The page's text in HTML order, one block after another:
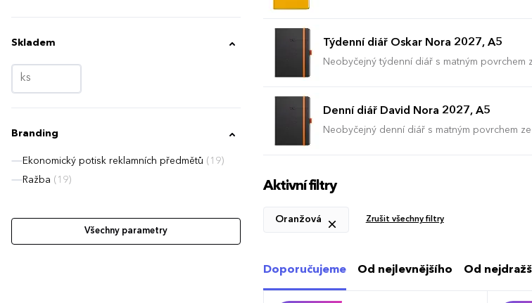
Skladem
Branding
Ekonomický potisk reklamních předmětů (19)
Ražba (19)
Všechny parametry
Týdenní diář Oskar Nora 2027, A5
Neobyčejný týdenní diář s matným
Denní diář David Nora 2027, A5
Neobyčejný denní diář s matným povrchem
Aktivní filtry
Oranžová Zrušit všechny filtry
Doporučujeme Od nejlevnějšího Od